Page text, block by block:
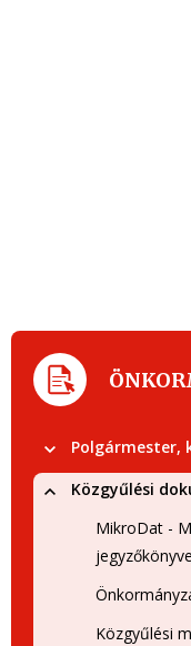
Polgármester,
Közgyűlési
MikroDat -
Közgyűlési